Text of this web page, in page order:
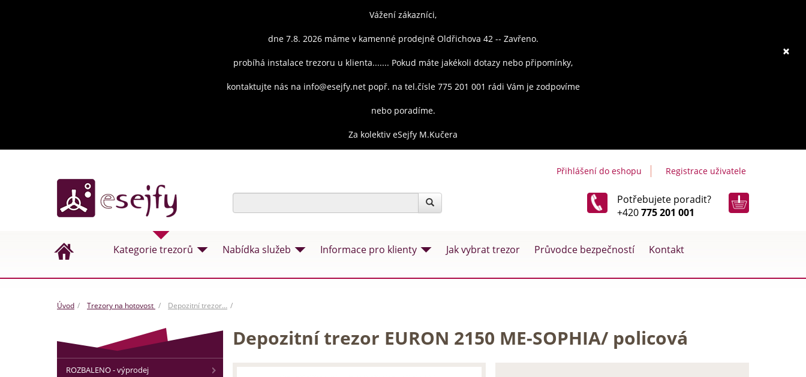
×
Vážení zákazníci,
dne 7.8. 2026 máme v kamenné prodejně Oldřichova 42 -- Zavřeno.
probíhá instalace trezoru u klienta....... Pokud máte jakékoli dotazy nebo připomínky,
kontaktujte nás na info@esejfy.net popř. na tel.čísle 775 201 001 rádi Vám je zodpovíme
nebo poradíme.
Za kolektiv eSejfy M.Kučera
Přihlášení do eshopu Registrace uživatele
Potřebujete poradit?
+420775 201 001
Kategorie trezorů Nabídka služeb Informace pro klienty Jak vybrat trezor Průvodce bezpečností Kontakt
Úvod Trezory na hotovost Depozitní trezor…
Depozitní trezor EURON 2150 ME-SOPHIA/ policová
ROZBALENO - výprodej